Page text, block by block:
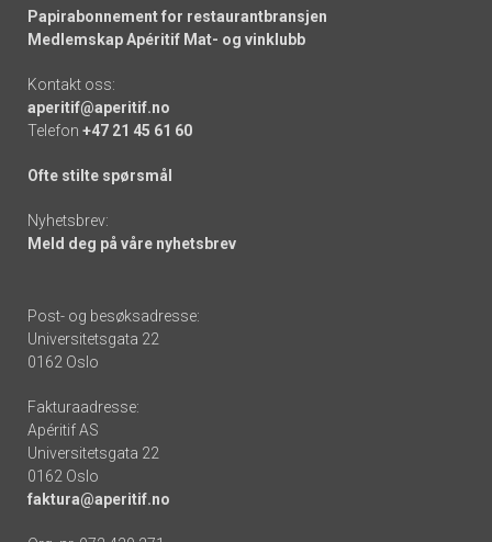
Papirabonnement for restaurantbransjen
Medlemskap Apéritif Mat- og vinklubb
Kontakt oss:
aperitif@aperitif.no
Telefon +47 21 45 61 60
Ofte stilte spørsmål
Nyhetsbrev:
Meld deg på våre nyhetsbrev
Post- og besøksadresse:
Universitetsgata 22
0162 Oslo
Fakturaadresse:
Apéritif AS
Universitetsgata 22
0162 Oslo
faktura@aperitif.no